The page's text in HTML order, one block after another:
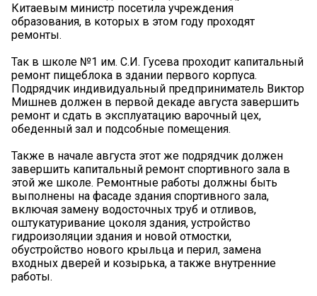
Китаевым министр посетила учреждения
образования, в которых в этом году проходят
ремонты.
Так в школе №1 им. С.И. Гусева проходит капитальный
ремонт пищеблока в здании первого корпуса.
Подрядчик индивидуальный предприниматель Виктор
Мишнев должен в первой декаде августа завершить
ремонт и сдать в эксплуатацию варочный цех,
обеденный зал и подсобные помещения.
Также в начале августа этот же подрядчик должен
завершить капитальный ремонт спортивного зала в
этой же школе. Ремонтные работы должны быть
выполнены на фасаде здания спортивного зала,
включая замену водосточных труб и отливов,
оштукатуривание цоколя здания, устройство
гидроизоляции здания и новой отмостки,
обустройство нового крыльца и перил, замена
входных дверей и козырька, а также внутренние
работы.